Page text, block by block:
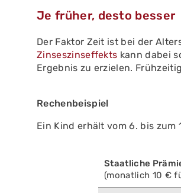
Je früher, desto besser
Der Faktor Zeit ist bei der
Zinseszinseffekts kann dabei
Ergebnis zu erzielen.
Rechenbeispiel
Ein Kind erhält vom 6. bis zum
Staatliche
(monatlich 10 €